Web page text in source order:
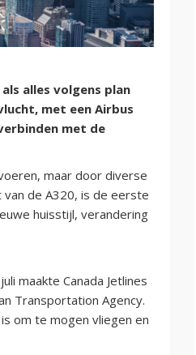
alles volgens plan
met een Airbus
met de
maar door diverse
de A320, is de eerste
huisstijl, verandering
maakte Canada Jetlines
Transportation Agency.
om te mogen vliegen en